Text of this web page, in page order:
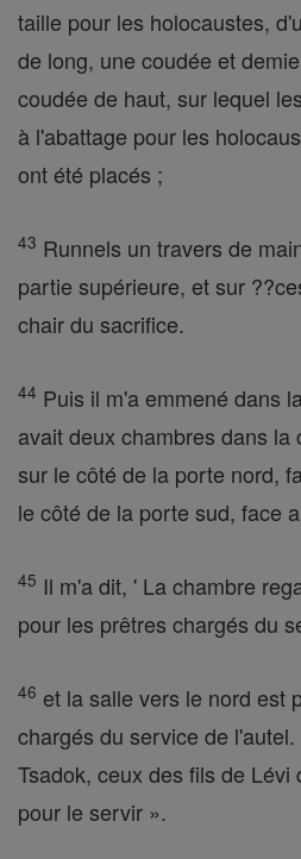
taille pour les holocaustes,
de long, une coudée et
coudée de haut, sur lequel
à l'abattage pour les
ont été placés ;
43 Runnels un travers de
partie supérieure, et sur
chair du sacrifice.
44 Puis il m'a emmené dans
avait deux chambres dans la
sur le côté de la porte nord,
le côté de la porte sud, face
45 Il m'a dit, ' La chambre
pour les prêtres chargés du
46 et la salle vers le nord est
chargés du service de
Tsadok, ceux des fils de Lévi
pour le servir ».